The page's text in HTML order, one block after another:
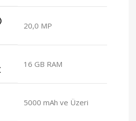
20,0 MP
16 GB RAM
5000 mAh ve Üzeri